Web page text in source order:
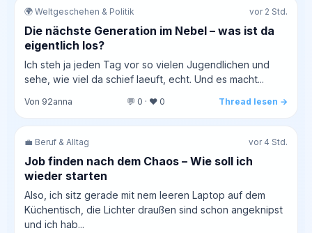
🌍 Weltgeschehen & Politik vor 2 Std.
Die nächste Generation im Nebel – was ist da
eigentlich los?
Ich steh ja jeden Tag vor so vielen Jugendlichen und
sehe, wie viel da schief laeuft, echt. Und es macht...
Von 92anna 💬 0 · ❤️ 0 Thread lesen →
💼 Beruf & Alltag vor 4 Std.
Job finden nach dem Chaos – Wie soll ich
wieder starten
Also, ich sitz gerade mit nem leeren Laptop auf dem
Küchentisch, die Lichter draußen sind schon angeknipst
und ich hab...